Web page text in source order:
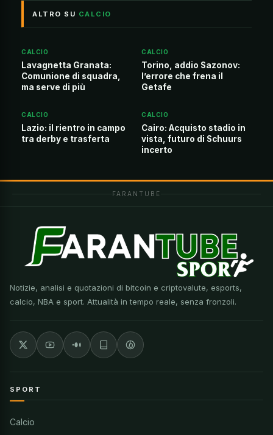
ALTRO SU CALCIO
CALCIO
Lavagnetta Granata:
Comunione di squadra,
ma serve di più
CALCIO
Torino, addio Sazonov:
l’errore che frena il
Getafe
CALCIO
Lazio: il rientro in campo
tra derby e trasferta
CALCIO
Cairo: Acquisto stadio in
vista, futuro di Schuurs
incerto
FARANTUBE
Notizie, analisi e quotazioni di bitcoin e criptovalute, esports,
calcio, NBA e sport. Attualità in tempo reale, senza fronzoli.
SPORT
Calcio